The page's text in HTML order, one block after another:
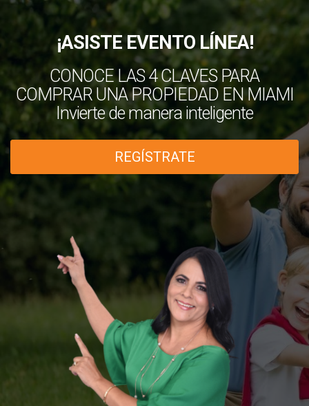
¡ASISTE EVENTO LÍNEA!
CONOCE LAS 4 CLAVES PARA
COMPRAR UNA PROPIEDAD EN MIAMI
Invierte de manera inteligente
REGÍSTRATE